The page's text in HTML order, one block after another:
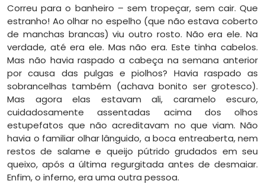
Correu para o banheiro – sem tropeçar, sem cair. Que
estranho! Ao olhar no espelho (que não estava coberto
de manchas brancas) viu outro rosto. Não era ele. Na
verdade, até era ele. Mas não era. Este tinha cabelos.
Mas não havia raspado a cabeça na semana anterior
por causa das pulgas e piolhos? Havia raspado as
sobrancelhas também (achava bonito ser grotesco).
Mas agora elas estavam ali, caramelo escuro,
cuidadosamente assentadas acima dos olhos
estupefatos que não acreditavam no que viam. Não
havia o familiar olhar lânguido, a boca entreaberta, nem
restos de salame e queijo pútrido grudados em seu
queixo, após a última regurgitada antes de desmaiar.
Enfim, o inferno, era uma outra pessoa.